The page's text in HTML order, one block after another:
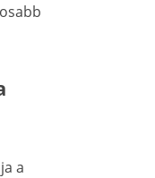
a